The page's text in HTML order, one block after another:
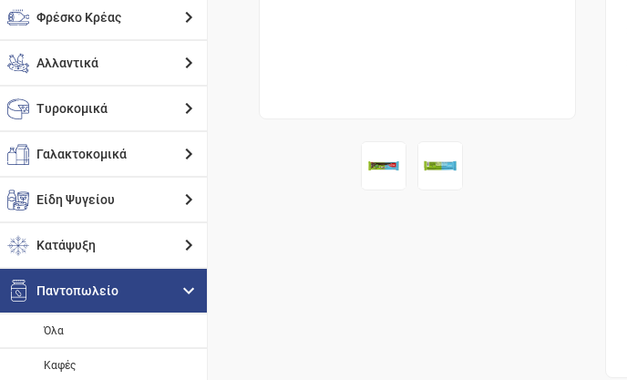
Φρέσκο Κρέας
Αλλαντικά
Τυροκομικά
Γαλακτοκομικά
Είδη Ψυγείου
Κατάψυξη
Παντοπωλείο
Όλα
Καφές